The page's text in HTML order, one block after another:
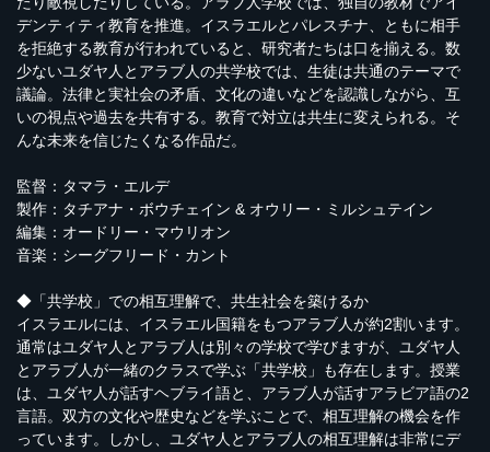
デンティティ教育を推進。イスラエルとパレスチナ、ともに相手
を拒絶する教育が行われていると、研究者たちは口を揃える。数
少ないユダヤ人とアラブ人の共学校では、生徒は共通のテーマで
議論。法律と実社会の矛盾、文化の違いなどを認識しながら、互
いの視点や過去を共有する。教育で対立は共生に変えられる。そ
んな未来を信じたくなる作品だ。
監督：タマラ・エルデ
製作：タチアナ・ボウチェイン & オウリー・ミルシュテイン
編集：オードリー・マウリオン
音楽：シーグフリード・カント
◆「共学校」での相互理解で、共生社会を築けるか
イスラエルには、イスラエル国籍をもつアラブ人が約2割います。
通常はユダヤ人とアラブ人は別々の学校で学びますが、ユダヤ人
とアラブ人が一緒のクラスで学ぶ「共学校」も存在します。授業
は、ユダヤ人が話すヘブライ語と、アラブ人が話すアラビア語の2
言語。双方の文化や歴史などを学ぶことで、相互理解の機会を作
っています。しかし、ユダヤ人とアラブ人の相互理解は非常にデ